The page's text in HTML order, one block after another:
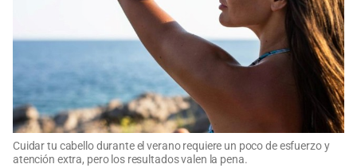
Cuidar tu cabello durante el verano requiere un poco de esfuerzo y
atención extra, pero los resultados valen la pena.